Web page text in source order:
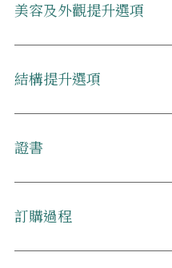
美容及外觀提升選項
結構提升選項
證書
訂購過程